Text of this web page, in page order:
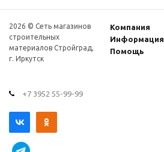
2026 © Сеть магазинов
строительных
материалов Стройград,
г. Иркутск
Компания
Информация
Помощь
+7 3952 55-99-99